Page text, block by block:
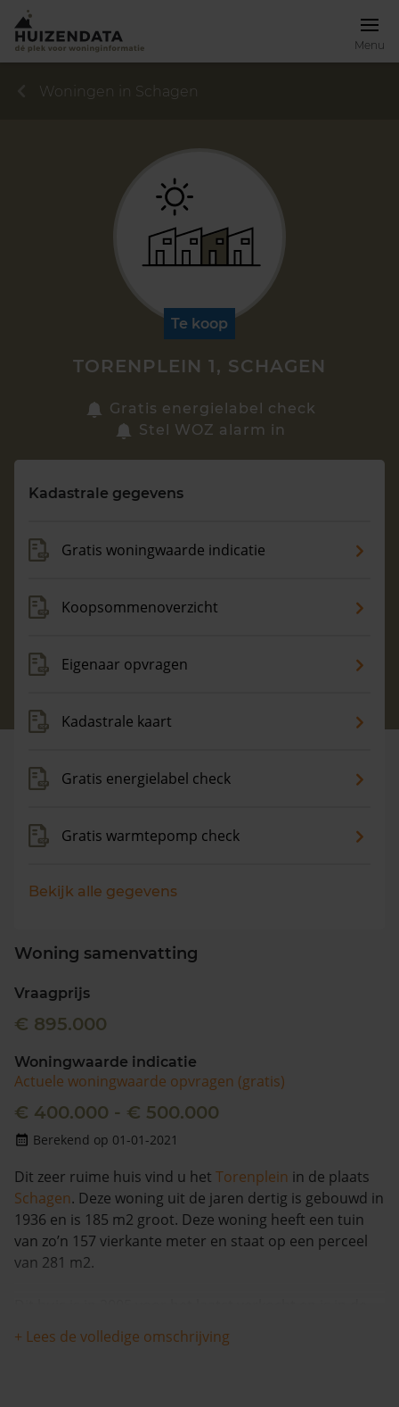
Menu
Zoek een woning
Maandag t/m vrijdag - 08:00 -18:00
Woningen in Schagen
Te koop
TORENPLEIN 1, SCHAGEN
Gratis energielabel check
Stel WOZ alarm in
Kadastrale gegevens
Gratis woningwaarde indicatie
Koopsommenoverzicht
Eigenaar opvragen
Kadastrale kaart
Gratis energielabel check
Gratis warmtepomp check
Bekijk alle gegevens
Woning samenvatting
Vraagprijs
€ 895.000
Woningwaarde indicatie
Actuele woningwaarde opvragen (gratis)
€ 400.000 - € 500.000
Berekend op 01-01-2021
Dit zeer ruime huis vind u het Torenplein in de plaats
Schagen. Deze woning uit de jaren dertig is gebouwd in
1936 en is 185 m2 groot. Deze woning heeft een tuin
van zo’n 157 vierkante meter en staat op een perceel
van 281 m2.
afgelopen 12 maanden met meer dan 4% in waarde
gestegen. De woning is na 1993 één keer verkocht.
+ Lees de volledige omschrijving